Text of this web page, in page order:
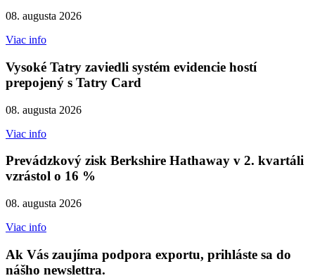
08. augusta 2026
Viac info
Vysoké Tatry zaviedli systém evidencie hostí
prepojený s Tatry Card
08. augusta 2026
Viac info
Prevádzkový zisk Berkshire Hathaway v 2. kvartáli
vzrástol o 16 %
08. augusta 2026
Viac info
Ak Vás zaujíma podpora exportu, prihláste sa do
nášho newslettra.